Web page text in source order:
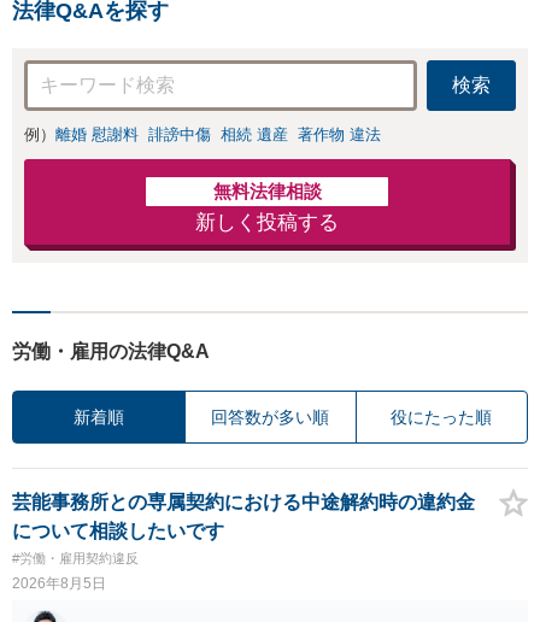
法律Q&Aを探す
検索
例） 離婚 慰謝料 誹謗中傷 相続 遺産 著作物 違法
無料法律相談
新しく投稿する
労働・雇用の法律Q&A
新着順 回答数が多い順 役にたった順
芸能事務所との専属契約における中途解約時の違約金
について相談したいです
#労働・雇用契約違反
2026年8月5日